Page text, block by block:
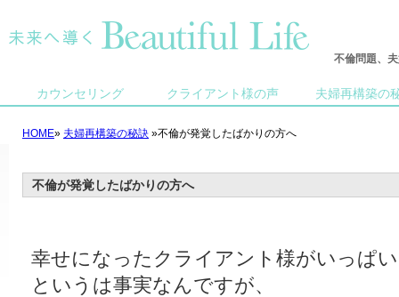
不倫問題、
カウンセリング クライアント様の声 夫婦再構築の
HOME» 夫婦再構築の秘訣 »不倫が発覚したばかりの方へ
不倫が発覚したばかりの方へ
幸せになったクライアント様がいっぱ
というは事実なんですが、